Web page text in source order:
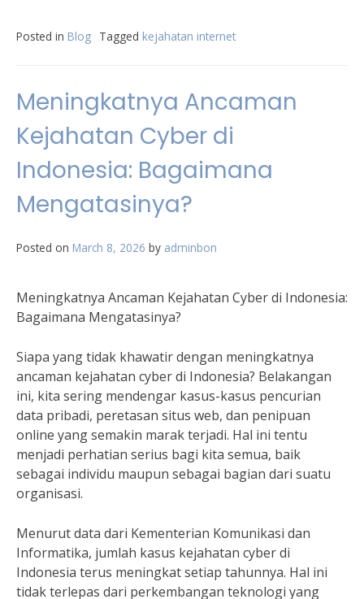
Posted in Blog Tagged kejahatan internet
Meningkatnya Ancaman
Kejahatan Cyber di
Indonesia: Bagaimana
Mengatasinya?
Posted on March 8, 2026 by adminbon
Meningkatnya Ancaman Kejahatan Cyber di Indonesia:
Bagaimana Mengatasinya?
Siapa yang tidak khawatir dengan meningkatnya
ancaman kejahatan cyber di Indonesia? Belakangan
ini, kita sering mendengar kasus-kasus pencurian
data pribadi, peretasan situs web, dan penipuan
online yang semakin marak terjadi. Hal ini tentu
menjadi perhatian serius bagi kita semua, baik
sebagai individu maupun sebagai bagian dari suatu
organisasi.
Menurut data dari Kementerian Komunikasi dan
Informatika, jumlah kasus kejahatan cyber di
Indonesia terus meningkat setiap tahunnya. Hal ini
tidak terlepas dari perkembangan teknologi yang